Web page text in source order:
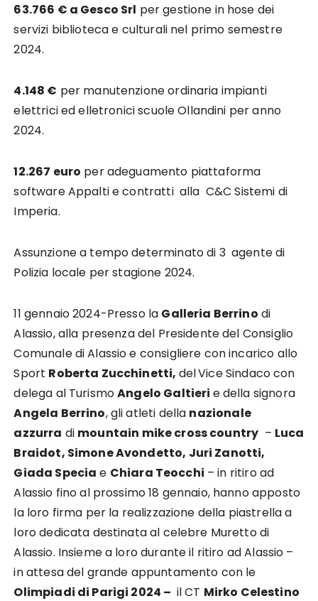
63.766 € a Gesco Srl per gestione in hose dei
servizi biblioteca e culturali nel primo semestre
2024.
4.148 € per manutenzione ordinaria impianti
elettrici ed elletronici scuole Ollandini per anno
2024.
12.267 euro per adeguamento piattaforma
software Appalti e contratti alla C&C Sistemi di
Imperia.
Assunzione a tempo determinato di 3 agente di
Polizia locale per stagione 2024.
11 gennaio 2024-Presso la Galleria Berrino di
Alassio, alla presenza del Presidente del Consiglio
Comunale di Alassio e consigliere con incarico allo
Sport Roberta Zucchinetti, delVice Sindaco con
delega al TurismoAngelo Galtieri e della signora
Angela Berrino, gli atleti della nazionale
azzurra di mountain mike cross country – Luca
Braidot, Simone Avondetto, Juri Zanotti,
Giada Specia e Chiara Teocchi – in ritiro ad
Alassio fino al prossimo 18 gennaio, hanno apposto
la loro firma per la realizzazione della piastrella a
loro dedicata destinata al celebre Muretto di
Alassio. Insieme a loro durante il ritiro ad Alassio –
in attesa del grande appuntamento con le
Olimpiadi di Parigi 2024 – il CT Mirko Celestino